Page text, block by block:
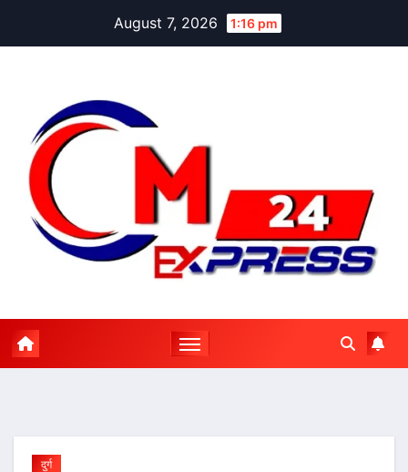
August 7, 2026 1:16 pm
दुर्ग